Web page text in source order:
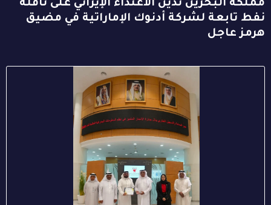
مملكة البحرين تُدين الاعتداء الإيراني على ناقلة
نفط تابعة لشركة أدنوك الإماراتية في مضيق
هرمز عاجل